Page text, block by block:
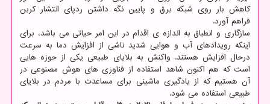
کاهش بار روی شبکه برق و پایین نگه داشتن ردپای انتشار کربن
فراهم آورد.
سازگاری و انطباق به اندازه ی اقدام در این امر حیاتی می باشد، برای
اینکه رویدادهای آب و هوایی شدید ناشی از افزایش دما به سرعت
درحال افزایش هستند. واکنش به بلایای طبیعی یکی از حوزه هایی
است که هم اکنون شاهد استفاده از فناوری های هوش مصنوعی در
آن هستیم که از یادگیری ماشینی برای مساعدت با مردم در بلایای
طبیعی استفاده می شود.